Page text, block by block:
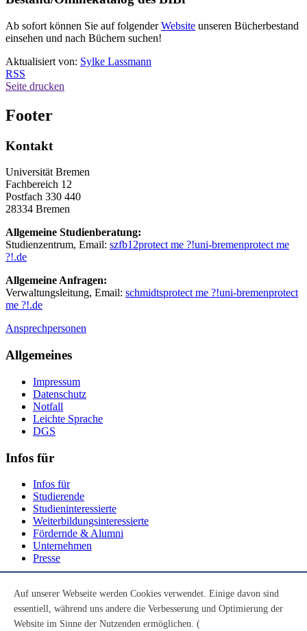
Ab sofort können Sie auf folgenderWebsite unseren Bücherbestand
einsehen und nach Büchern suchen!
Aktualisiert von: Sylke Lassmann
RSS
Seite drucken
Footer
Kontakt
Universität Bremen
Fachbereich 12
Postfach 330 440
28334 Bremen
Allgemeine Studienberatung:
Studienzentrum, Email: szfb12protect me ?!uni-bremenprotect me
?!.de
Allgemeine Anfragen:
Verwaltungsleitung, Email: schmidtsprotect me ?!uni-bremenprotect
me ?!.de
Ansprechpersonen
Allgemeines
Impressum
Datenschutz
Notfall
Leichte Sprache
DGS
Infos für
Infos für
Studierende
Studieninteressierte
Weiterbildungsinteressierte
Fördernde & Alumni
Unternehmen
Presse
Youtube
Instagram
Auf unserer Webseite werden Cookies verwendet. Einige davon sind
essentiell, während uns andere die Verbesserung und Optimierung der
Website im Sinne der Nutzenden ermöglichen. (